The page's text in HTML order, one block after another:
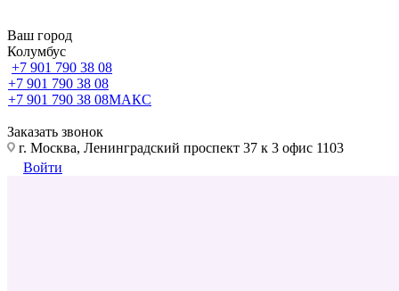
Ваш город
Колумбус
+7 901 790 38 08
+7 901 790 38 08
+7 901 790 38 08МАКС
Заказать звонок
г. Москва, Ленинградский проспект 37 к 3 офис 1103
Войти